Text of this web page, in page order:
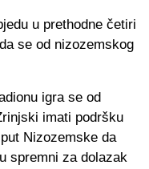
u prethodne četiri
se od nizozemskog
igra se od
imati podršku
Nizozemske da
spremni za dolazak